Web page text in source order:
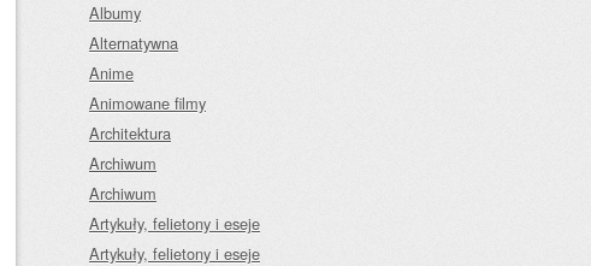
Albumy
Alternatywna
Anime
Animowane filmy
Architektura
Archiwum
Archiwum
Artykuły, felietony i eseje
Artykuły, felietony i eseje